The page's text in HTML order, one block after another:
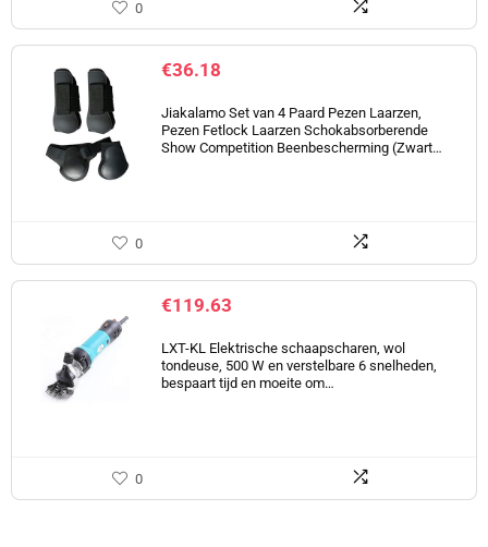
0
€36.18
Jiakalamo Set van 4 Paard Pezen Laarzen,
Pezen Fetlock Laarzen Schokabsorberende
Show Competition Beenbescherming (Zwart…
0
€119.63
LXT-KL Elektrische schaapscharen, wol
tondeuse, 500 W en verstelbare 6 snelheden,
bespaart tijd en moeite om…
0